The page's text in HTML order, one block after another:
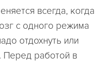
всегда, когда
с одного режима
отдохнуть или
Перед работой в